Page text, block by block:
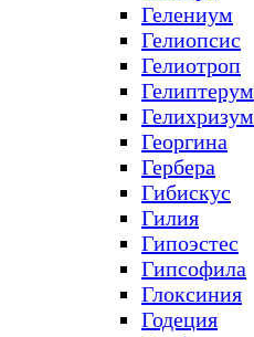
Гелениум
Гелиопсис
Гелиотроп
Гелиптерум
Гелихризум
Георгина
Гербера
Гибискус
Гилия
Гипоэстес
Гипсофила
Глоксиния
Годеция